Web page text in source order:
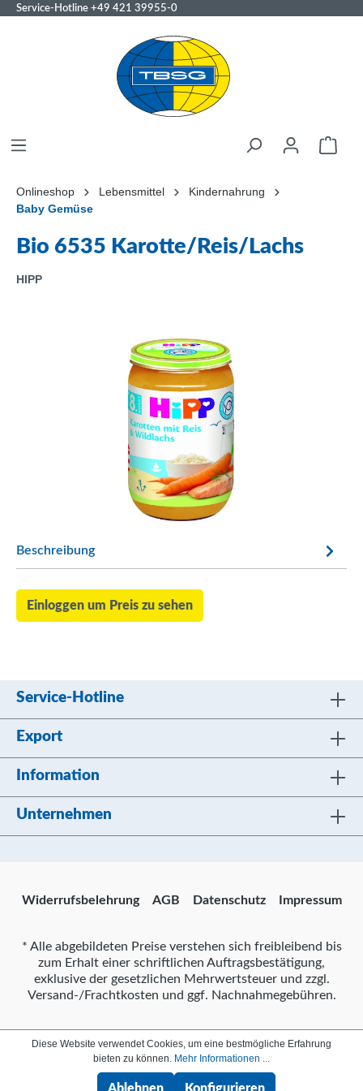
Service-Hotline +49 421 39955-0
Onlineshop Lebensmittel
Kindernahrung
Baby Gemüse
Bio 6535 Karotte/Reis/Lachs
HIPP
Beschreibung
Einloggen um Preis zu sehen
Service-Hotline
Export
Information
Unternehmen
Widerrufsbelehrung AGB Datenschutz Impressum
* Alle abgebildeten Preise verstehen sich freibleibend bis
zum Erhalt einer schriftlichen Auftragsbestätigung,
exklusive der gesetzlichen Mehrwertsteuer und zzgl.
Versand-/Frachtkosten und ggf. Nachnahmegebühren.
Diese Website verwendet Cookies, um eine bestmögliche Erfahrung
bieten zu können. Mehr Informationen ...